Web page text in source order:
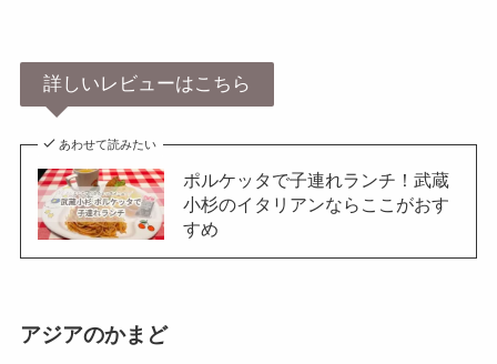
詳しいレビューはこちら
あわせて読みたい
ポルケッタで子連れランチ！武蔵
小杉のイタリアンならここがおす
すめ
アジアのかまど